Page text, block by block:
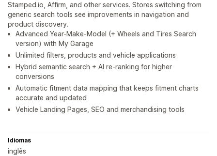
Stamped.io, Affirm, and other services. Stores switching from
generic search tools see improvements in navigation and
product discovery.
Advanced Year-Make-Model (+ Wheels and Tires Search
version) with My Garage
Unlimited filters, products and vehicle applications
Hybrid semantic search + AI re-ranking for higher
conversions
Automatic fitment data mapping that keeps fitment charts
accurate and updated
Vehicle Landing Pages, SEO and merchandising tools
Idiomas
inglês